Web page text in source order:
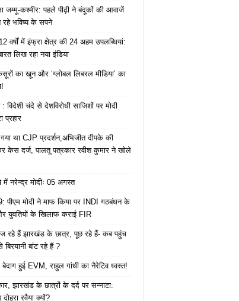
जम्मू-कश्मीर: पहले पीढ़ी ने बंदूकों की आवाजें
रहे भविष्य के सपने
वर्षों में इंफ्रा क्षेत्र की 24 अहम उपलब्धियां:
लिख रहा नया इंडिया
का खून और ‘ग्लोबल लिबरल मीडिया’ का
चंदे से देशविरोधी साजिशों पर मोदी
प्रहार
था CJP प्रदर्शन,अभिजीत दीपके की
केस दर्ज, पालतू पत्रकार रवीश कुमार ने खोले
नरेन्द्र मोदीः 05 अगस्त
पीएम मोदी ने माफ किया पर INDI गठबंधन के
युवतियों के खिलाफ कराई FIR
रहे हैं झारखंड के छात्र, पूछ रहे हैं- कब पहुंच
बांट रहे हैं ?
हुई EVM, राहुल गांधी का नैरेटिव ध्वस्त!
झारखंड के छात्रों के दर्द पर सन्नाटा:
रवैया क्यों?